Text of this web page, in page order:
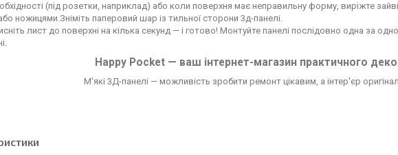
(під розетки, наприклад) або коли поверхня має неправильну форму, виріжте
ножицями.Зніміть паперовий шар із тильної сторони 3д-панелі.
лист до поверхні на кілька секунд — і готово! Монтуйте панелі послідовно одна за
.
Happy Pocket — ваш інтернет-магазин практичного
М'які 3Д-панелі — можливість зробити ремонт цікавим, а інтер'єр